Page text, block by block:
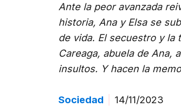
Ante la peor avanzada
historia, Ana y Elsa se
de vida. El secuestro y la
Careaga, abuela de Ana,
insultos. Y hacen la
Sociedad 14/11/2023